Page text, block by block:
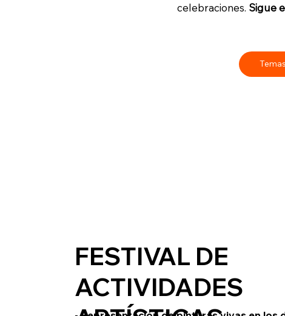
celebraciones. Sigue
FESTIVAL DE
ACTIVIDADES